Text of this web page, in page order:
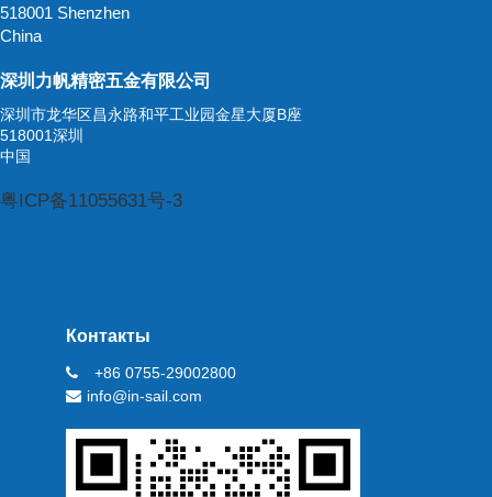
518001 Shenzhen
China
深圳力帆精密五金有限公司
深圳市龙华区昌永路和平工业园金星大厦B座
518001深圳
中国
粤ICP备11055631号-3
Контакты
+86 0755-29002800
info@in-sail.com